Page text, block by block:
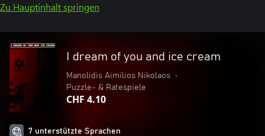
Zu Hauptinhalt springen
I dream of you and ice cream
Manolidis Aimilios Nikolaos
•
Puzzle- & Ratespiele
CHF 4.10
7 unterstützte Sprachen